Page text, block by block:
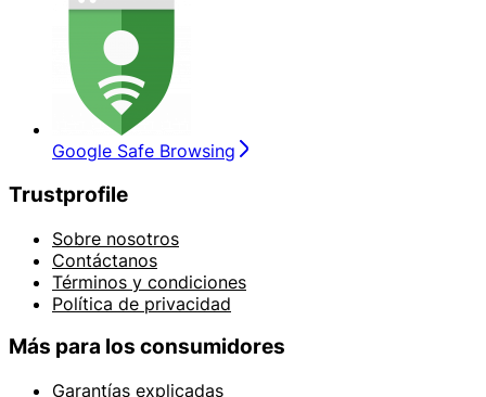
Google Safe Browsing
Trustprofile
Sobre nosotros
Contáctanos
Términos y condiciones
Política de privacidad
Más para los consumidores
Garantías explicadas